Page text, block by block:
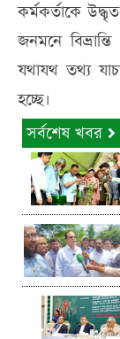
কর্মকর্তাকে
জনমনে
যথাযথ তথ্য
হচ্ছে।
সর্বশেষ খবর